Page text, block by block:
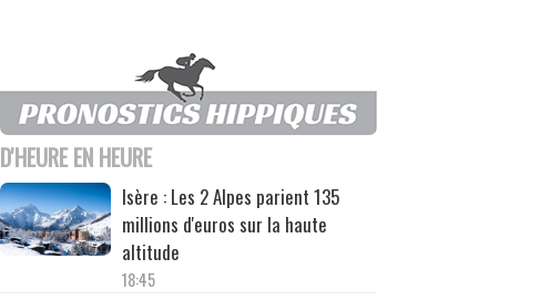
D'HEURE EN HEURE
Isère : Les 2 Alpes parient 135
millions d'euros sur la haute
altitude
18:45